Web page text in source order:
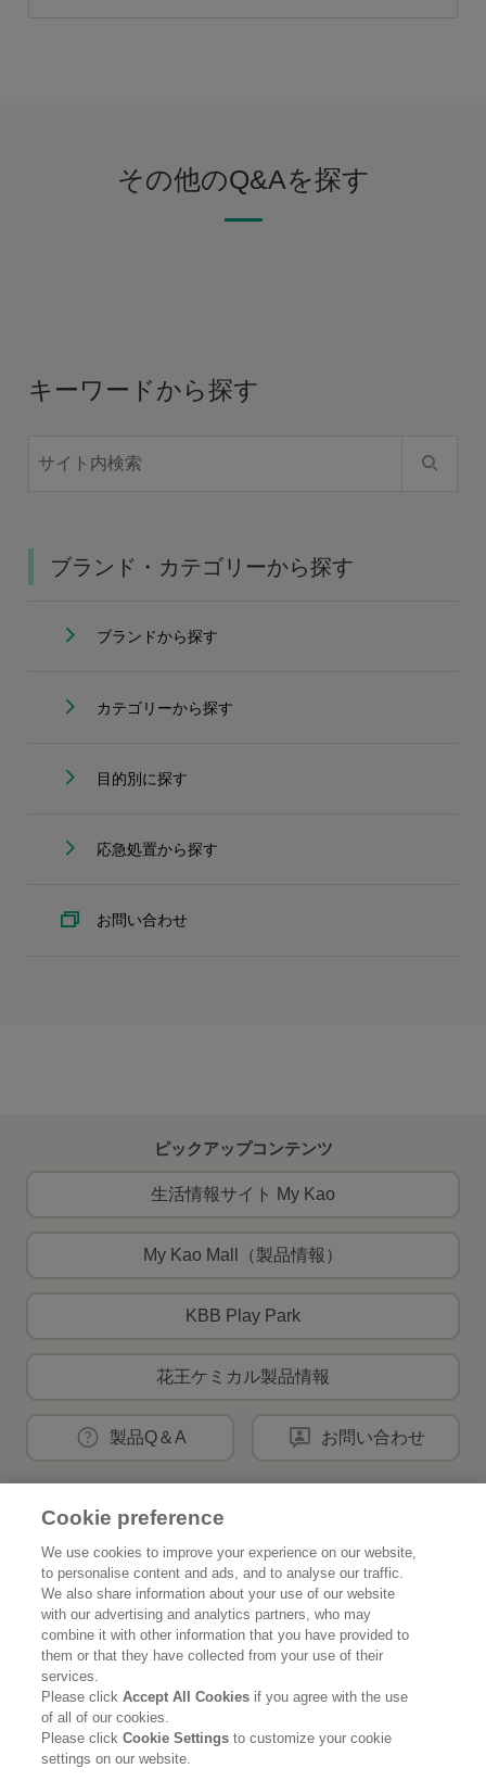
その他のQ&Aを探す
キーワードから探す
ブランド・カテゴリーから探す
ブランドから探す
カテゴリーから探す
目的別に探す
応急処置から探す
お問い合わせ
ピックアップコンテンツ
生活情報サイト My Kao
My Kao Mall（製品情報）
KBB Play Park
花王ケミカル製品情報
製品Q＆A お問い合わせ
花王公式SNSアカウント
Home 花王について
サステナビリティ イノベーション
ブランド 投資家情報
Cookie preference
We use cookies to improve your experience on our website,
to personalise content and ads, and to analyse our traffic.
We also share information about your use of our website
with our advertising and analytics partners, who may
combine it with other information that you have provided to
them or that they have collected from your use of their
services.
Please clickAccept All Cookies if you agree with the use
of all of our cookies.
Please clickCookie Settingsto customize your cookie
settings on our website.